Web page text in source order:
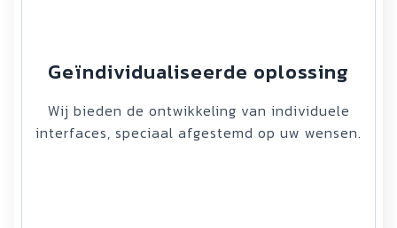
Geïndividualiseerde oplossing
Wij bieden de ontwikkeling van individuele
interfaces, speciaal afgestemd op uw wensen.